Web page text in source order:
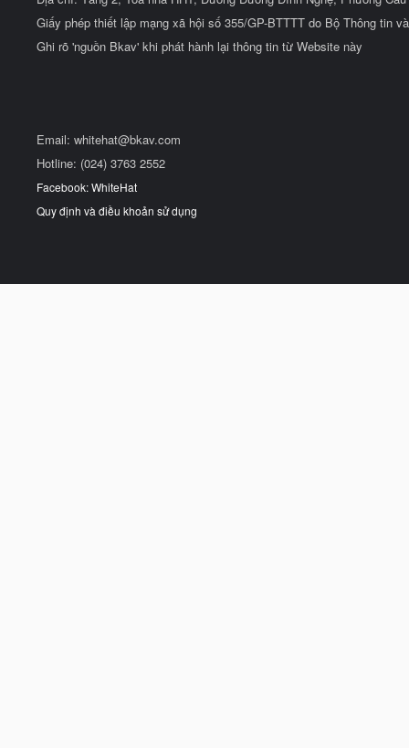
Giấy phép thiết lập mạng xã hội số 355/GP-BTTTT do Bộ Thông tin
Ghi rõ 'nguồn Bkav' khi phát hành lại thông tin từ Website này
Email: whitehat@bkav.com
Hotline: (024) 3763 2552
Facebook: WhiteHat
Quy định và điều khoản sử dụng